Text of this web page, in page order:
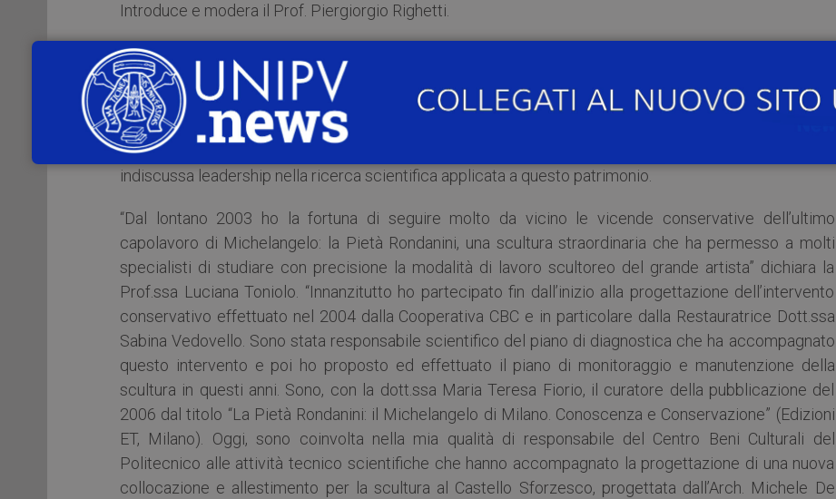
Introduce e modera il Prof. Piergiorgio Righetti.
La Prof.ssa Toniolo intende illustrare in modo molto sintetico i diversi aspetti dell’attività di
diagnostica e monitoraggio di una superficie scultorea di elevatissimo pregio storico-artistico e dare
al pubblico un’idea del complesso percorso tecnico scientifico che accompagna ogni intervento
manutentivo museale. La Relatrice crede che sia importante diffondere non solo l’amore e la passione
per le opere d’arte dal punto di vista storico e culturale, ma anche far capire che in Italia abbiamo una
indiscussa leadership nella ricerca scientifica applicata a questo patrimonio.
“Dal lontano 2003 ho la fortuna di seguire molto da vicino le vicende conservative dell’ultimo
capolavoro di Michelangelo: la Pietà Rondanini, una scultura straordinaria che ha permesso a molti
specialisti di studiare con precisione la modalità di lavoro scultoreo del grande artista” dichiara la
Prof.ssa Luciana Toniolo. “Innanzitutto ho partecipato fin dall’inizio alla progettazione dell’intervento
conservativo effettuato nel 2004 dalla Cooperativa CBC e in particolare dalla Restauratrice Dott.ssa
Sabina Vedovello. Sono stata responsabile scientifico del piano di diagnostica che ha accompagnato
questo intervento e poi ho proposto ed effettuato il piano di monitoraggio e manutenzione della
scultura in questi anni. Sono, con la dott.ssa Maria Teresa Fiorio, il curatore della pubblicazione del
2006 dal titolo “La Pietà Rondanini: il Michelangelo di Milano. Conoscenza e Conservazione” (Edizioni
ET, Milano). Oggi, sono coinvolta nella mia qualità di responsabile del Centro Beni Culturali del
Politecnico alle attività tecnico scientifiche che hanno accompagnato la progettazione di una nuova
collocazione e allestimento per la scultura al Castello Sforzesco, progettata dall’Arch. Michele De